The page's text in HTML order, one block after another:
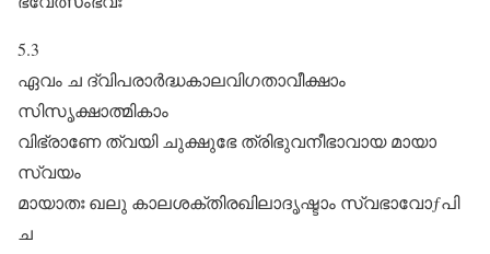
5.3
ഏവം ച ദ്വിപരാർദ്ധകാലവിഗതാവീക്ഷാം
സിസൃക്ഷാത്മികാം
വിഭ്രാണേ ത്വയി ചുക്ഷുഭേ ത്രിഭുവനീഭാവായ മായാ
സ്വയം
മായാതഃ ഖലു കാലശക്തിരഖിലാദൃഷ്ടാം സ്വഭാവോƒപി
ച